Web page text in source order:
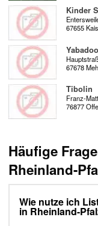
Kinder
67655
67678
Tibolin
Franz-
76877
Häufige
Rheinland-
Wie nutze ich
in Rheinland-